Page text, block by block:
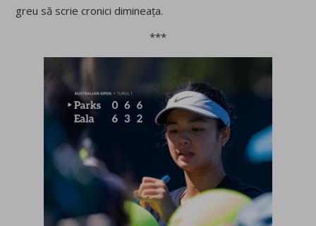
greu să scrie cronici dimineața.
***